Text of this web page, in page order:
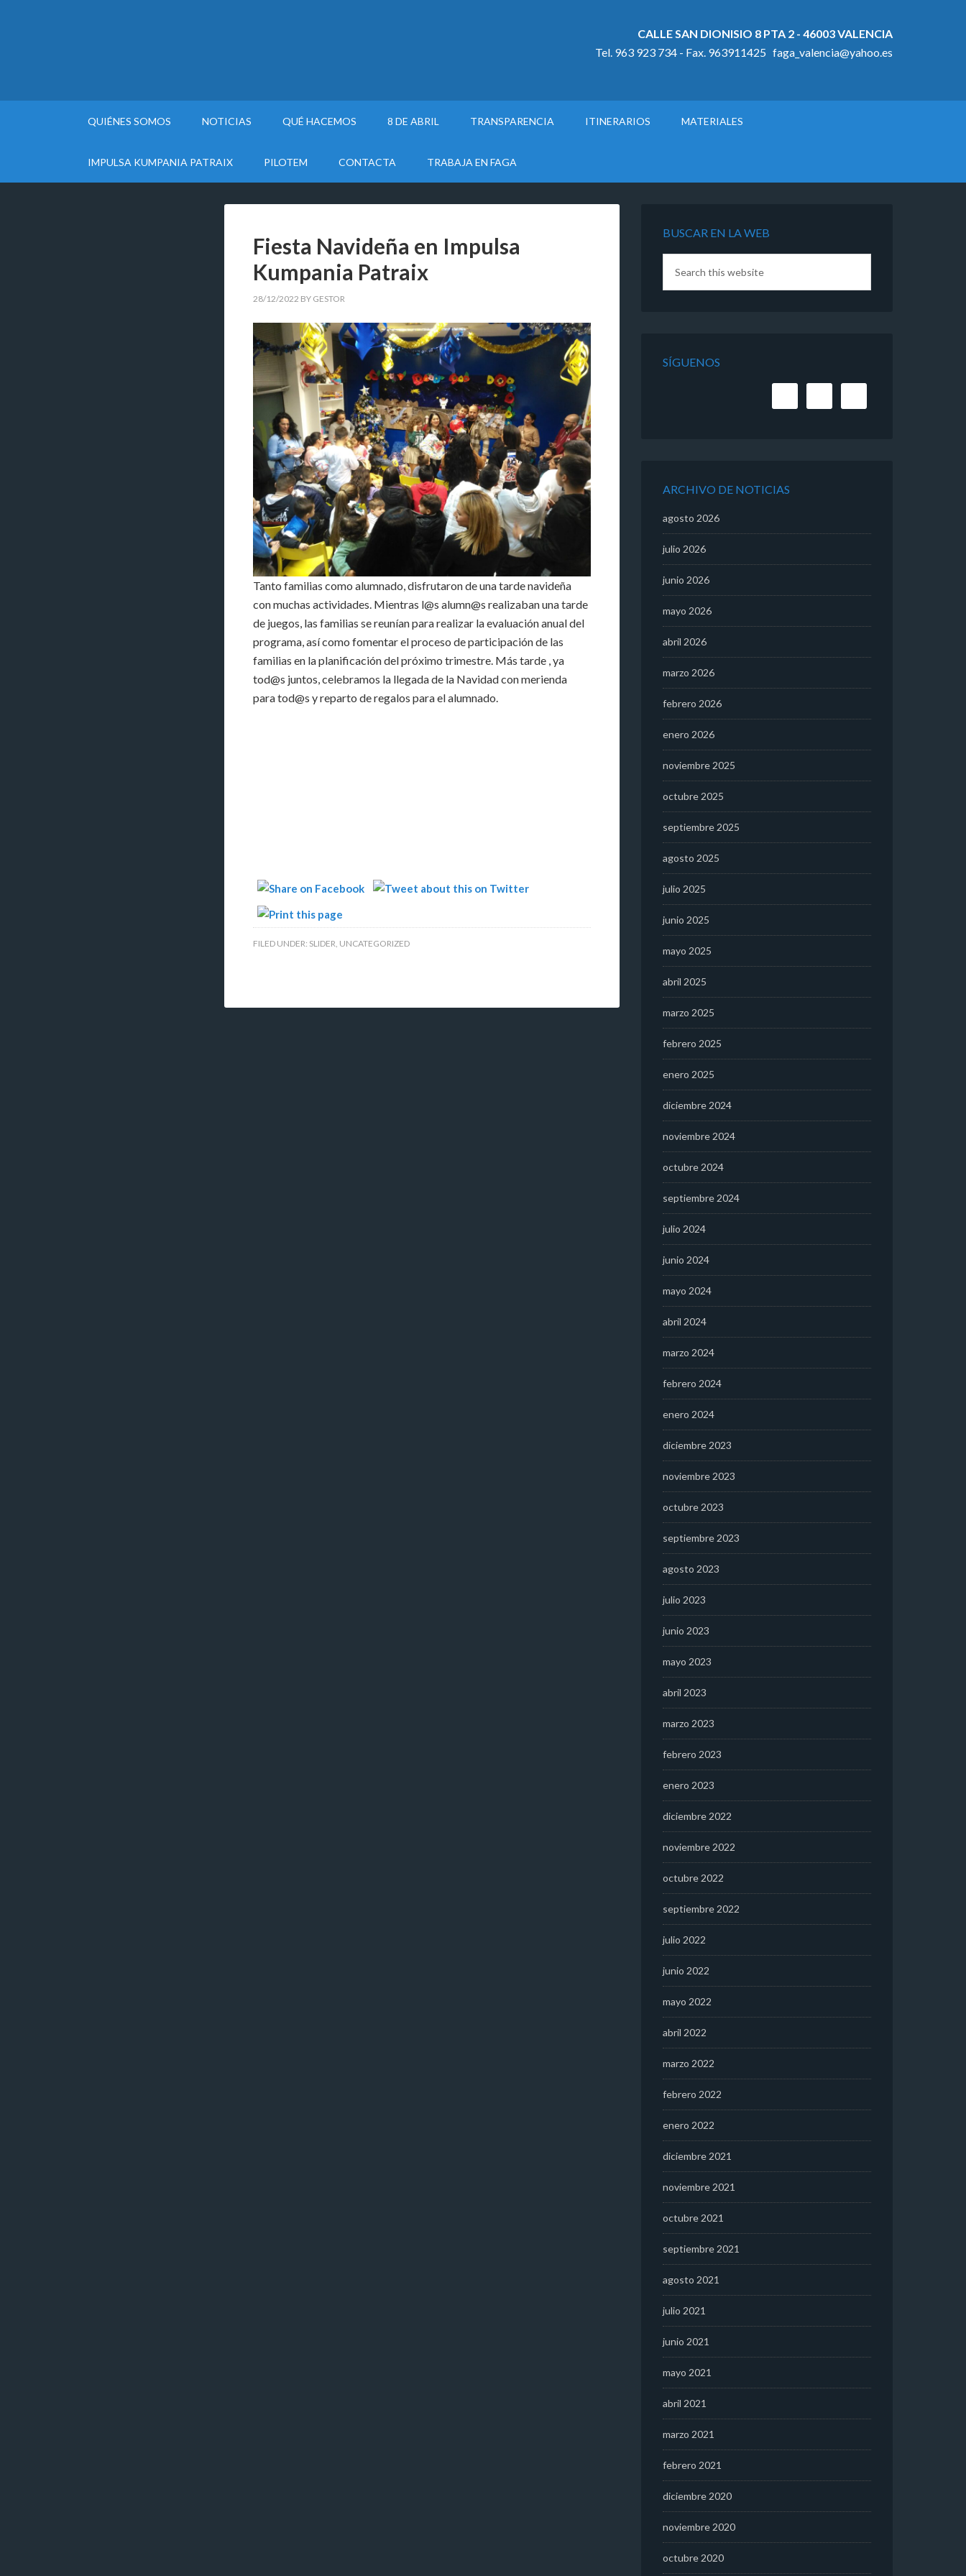
CALLE SAN DIONISIO 8 PTA 2 - 46003 VALENCIA
Tel. 963 923 734 - Fax. 963911425 faga_valencia@yahoo.es
QUIÉNES SOMOS NOTICIAS QUÉ HACEMOS 8 DE ABRIL TRANSPARENCIA ITINERARIOS MATERIALES
IMPULSA KUMPANIA PATRAIX PILOTEM CONTACTA TRABAJA EN FAGA
Fiesta Navideña en Impulsa
Kumpania Patraix
28/12/2022 BY GESTOR
Tanto familias como alumnado, disfrutaron de una tarde navideña
con muchas actividades. Mientras l@s alumn@s realizaban una tarde
de juegos, las familias se reunían para realizar la evaluación anual del
programa, así como fomentar el proceso de participación de las
familias en la planificación del próximo trimestre. Más tarde , ya
tod@s juntos, celebramos la llegada de la Navidad con merienda
para tod@s y reparto de regalos para el alumnado.
FILED UNDER: SLIDER UNCATEGORIZED
BUSCAR EN LA WEB
SÍGUENOS
ARCHIVO DE NOTICIAS
agosto 2026
julio 2026
junio 2026
mayo 2026
abril 2026
marzo 2026
febrero 2026
enero 2026
noviembre 2025
octubre 2025
septiembre 2025
agosto 2025
julio 2025
junio 2025
mayo 2025
abril 2025
marzo 2025
febrero 2025
enero 2025
diciembre 2024
noviembre 2024
octubre 2024
septiembre 2024
julio 2024
junio 2024
mayo 2024
abril 2024
marzo 2024
febrero 2024
enero 2024
diciembre 2023
noviembre 2023
octubre 2023
septiembre 2023
agosto 2023
julio 2023
junio 2023
mayo 2023
abril 2023
marzo 2023
febrero 2023
enero 2023
diciembre 2022
noviembre 2022
octubre 2022
septiembre 2022
julio 2022
junio 2022
mayo 2022
abril 2022
marzo 2022
febrero 2022
enero 2022
diciembre 2021
noviembre 2021
octubre 2021
septiembre 2021
agosto 2021
julio 2021
junio 2021
mayo 2021
abril 2021
marzo 2021
febrero 2021
diciembre 2020
noviembre 2020
octubre 2020